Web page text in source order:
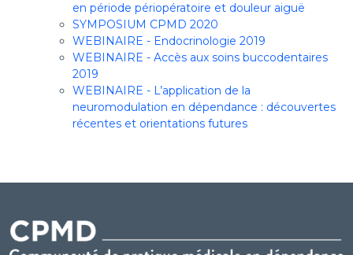
en période périopératoire et douleur aiguë
SYMPOSIUM CPMD 2020
WEBINAIRE - Endocrinologie 2019
WEBINAIRE - Accès aux soins buccodentaires
2019
WEBINAIRE - L’application de la
neuromodulation en dépendance : découvertes
récentes et orientations futures